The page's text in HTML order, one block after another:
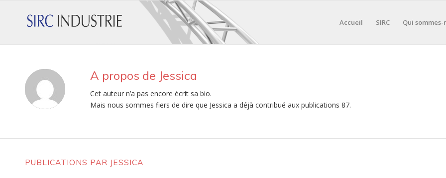
Accueil SIRC Qui sommes-
A propos de Jessica
Cet auteur n’a pas encore écrit sa bio.
Mais nous sommes fiers de dire que Jessica a déjà contribué aux publications 87.
PUBLICATIONS PAR JESSICA